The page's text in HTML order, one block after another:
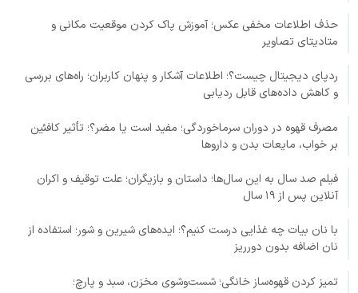
حذف اطلاعات مخفی عکس؛ آموزش پاک کردن موقعیت مکانی و
متادیتای تصاویر
ردپای دیجیتال چیست؟؛ اطلاعات آشکار و پنهان کاربران؛ راه‌های بررسی
و کاهش داده‌های قابل ردیابی
مصرف قهوه در دوران سرماخوردگی؛ مفید است یا مضر؟؛ تأثیر کافئین
بر خواب، مایعات بدن و داروها
فیلم صد سال به این سال‌ها؛ داستان و بازیگران؛ علت توقیف و اکران
آنلاین پس از ۱۹ سال
با نان بیات چه غذایی درست کنیم؟؛ ایده‌های شیرین و شور؛ استفاده از
نان اضافه بدون دورریز
تمیز کردن قهوه‌ساز خانگی؛ شست‌وشوی مخزن، سبد و پارچ؛